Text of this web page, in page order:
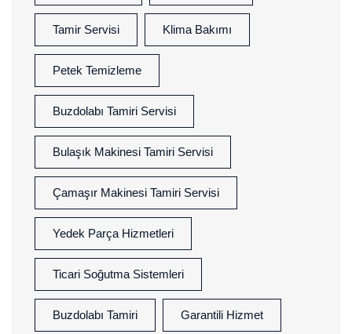
Tamir Servisi Klima Bakımı
Petek Temizleme
Buzdolabı Tamiri Servisi
Bulaşık Makinesi Tamiri Servisi
Çamaşır Makinesi Tamiri Servisi
Yedek Parça Hizmetleri
Ticari Soğutma Sistemleri
Buzdolabı Tamiri Garantili Hizmet